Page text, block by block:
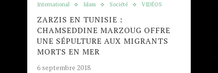
International
Islam Société VIDÉOS
ZARZIS EN TUNISIE :
CHAMSEDDINE MARZOUG OFFRE
UNE SÉPULTURE AUX MIGRANTS
MORTS EN MER
6 septembre 2018